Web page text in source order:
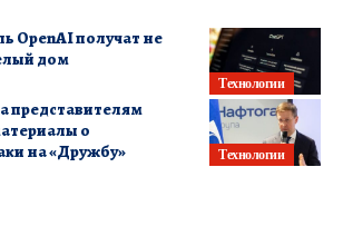
Технологии
OpenAI получат не
дом
Технологии
представителям
о
на «Дружбу»